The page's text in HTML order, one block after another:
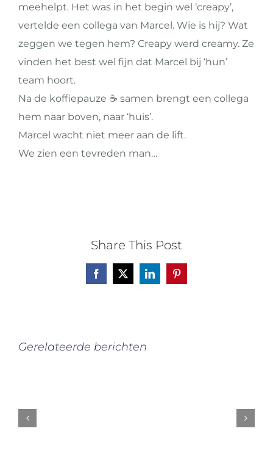
meehelpt. Het was in het begin wel ‘creapy’,
vertelde een collega van Marcel. Wie is hij? Wat
zeggen we tegen hem? Creapy werd creamy. Ze
vinden het best wel fijn dat Marcel bij ‘hun’
team hoort.
Na de koffiepauze ☕️ samen brengt een collega
hem naar boven, naar ‘huis’.
Marcel wacht niet meer aan de lift.
We zien een tevreden man…
Share This Post
Facebook
X LinkedInPinterest
Gerelateerde berichten